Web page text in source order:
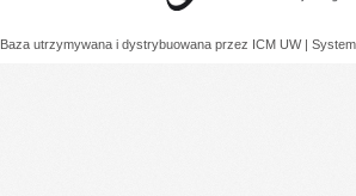
Baza utrzymywana i dystrybuowana przez ICM UW |